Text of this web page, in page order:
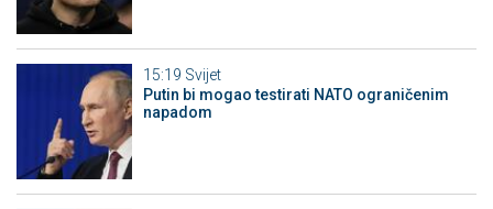
15:19 Svijet
Putin bi mogao testirati NATO ograničenim
napadom